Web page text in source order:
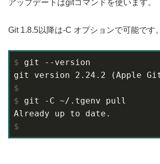
アップデートはgitコマンドを使います。
Git 1.8.5以降は-C オプションで可能です。
$ git --version
$
$ git -C ~/.tgenv pull
$